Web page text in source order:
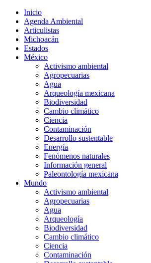
Inicio
Agenda Ambiental
Articulistas
Michoacán
Estados
México
Activismo ambiental
Agropecuarias
Agua
Arqueología mexicana
Biodiversidad
Cambio climático
Ciencia
Contaminación
Desarrollo sustentable
Energía
Fenómenos naturales
Información general
Paleontología mexicana
Mundo
Activismo ambiental
Agropecuarias
Agua
Arqueología
Biodiversidad
Cambio climático
Ciencia
Contaminación